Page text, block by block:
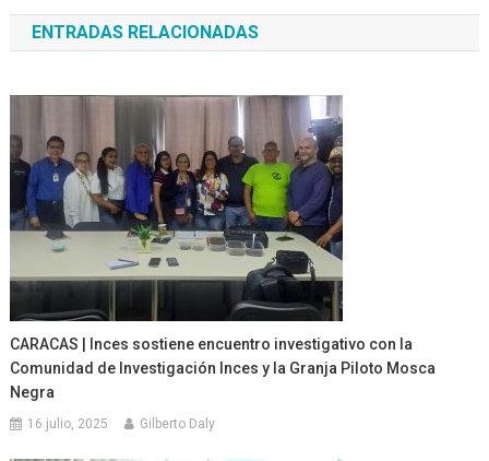
entradas
ENTRADAS RELACIONADAS
CARACAS | Inces sostiene encuentro investigativo con la
Comunidad de Investigación Inces y la Granja Piloto Mosca
Negra
16 julio, 2025 Gilberto Daly